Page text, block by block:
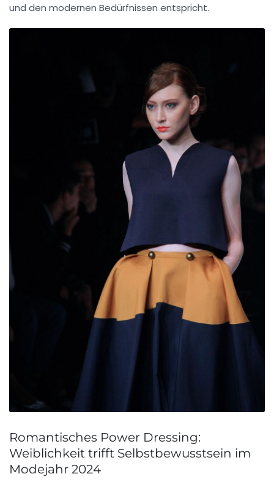
und den modernen Bedürfnissen entspricht.
Romantisches Power Dressing:
Weiblichkeit trifft Selbstbewusstsein im
Modejahr 2024